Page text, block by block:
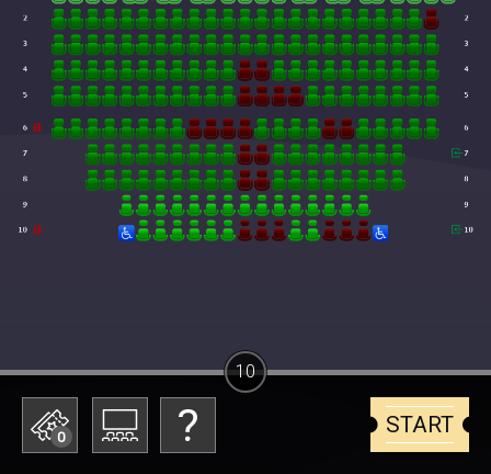
0 START
10